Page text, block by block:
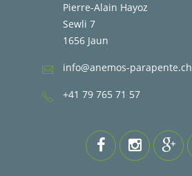
Pierre-Alain Hayoz
Sewli 7
1656 Jaun
info@anemos-parapente.ch
+41 79 765 71 57